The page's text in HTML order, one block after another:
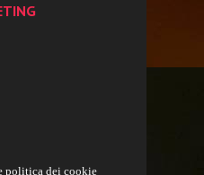
politica dei cookie